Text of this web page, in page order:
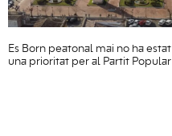
Es Born peatonal mai no ha estat
una prioritat per al Partit Popular